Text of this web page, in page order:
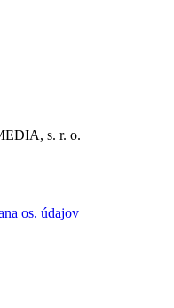
s. r. o.
os. údajov